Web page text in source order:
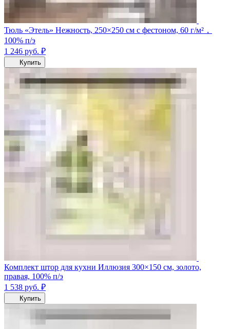
Тюль «Этель» Нежность, 250×250 см с фестоном, 60 г/м²，
100% п/э
1 246 руб. ₽
Купить
Комплект штор для кухни Иллюзия 300×150 см, золото,
правая, 100% п/э
1 538 руб. ₽
Купить